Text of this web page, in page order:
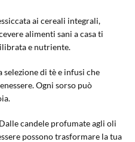
ai cereali integrali,
alimenti sani a casa ti
e nutriente.
selezione di tè e infusi che
Ogni sorso può
candele profumate agli oli
possono trasformare la tua